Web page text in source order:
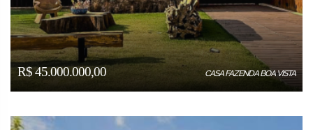
R$ 45.000.000,00 CASA FAZENDA BOA VISTA